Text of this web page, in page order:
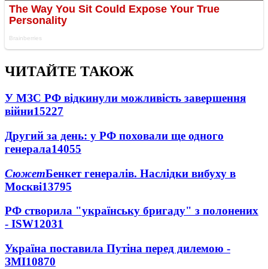
ЧИТАЙТЕ ТАКОЖ
У МЗС РФ відкинули можливість завершення
війни15227
Другий за день: у РФ поховали ще одного
генерала14055
СюжетБенкет генералів. Наслідки вибуху в
Москві13795
РФ створила "українську бригаду" з полонених
- ISW12031
Україна поставила Путіна перед дилемою -
ЗМІ10870